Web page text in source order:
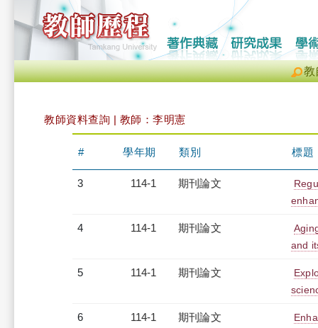
教
教師資料查詢 | 教師：李明憲
# 學年期 類別 標題
3 114-1 期刊論文
4 114-1 期刊論文
and
5 114-1 期刊論文
6 114-1 期刊論文